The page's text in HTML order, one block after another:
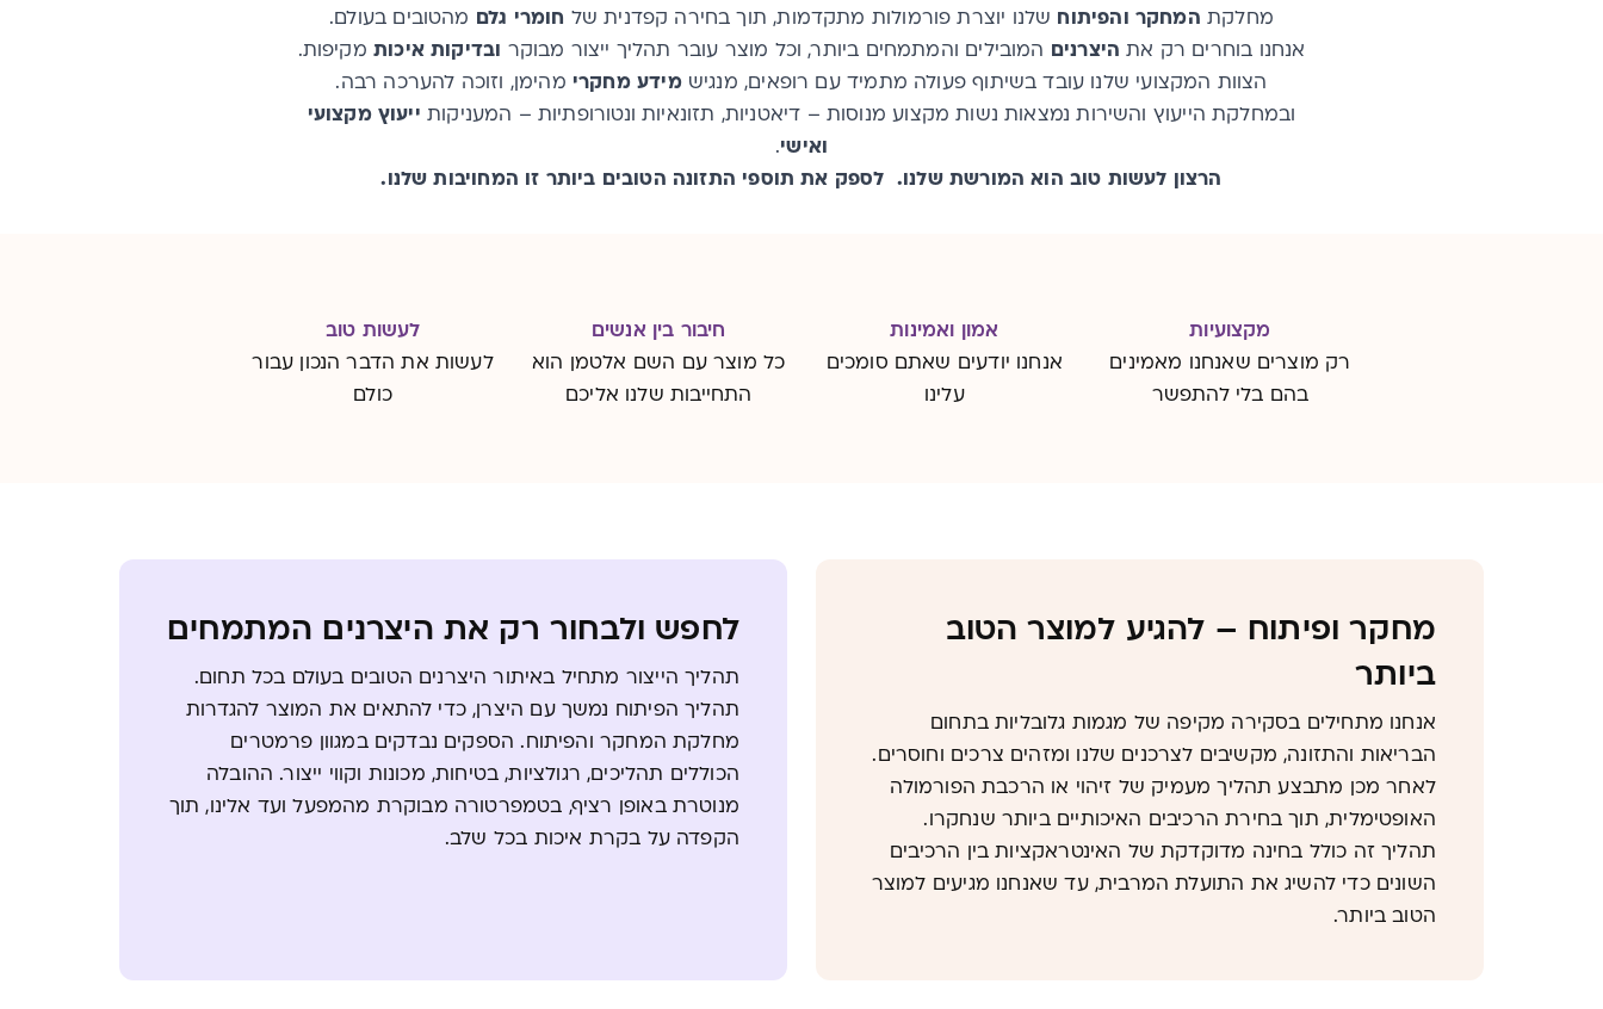
מחלקת המחקר והפיתוח שלנו יוצרת פורמולות מתקדמות, תוך בחירה קפדנית של חומרי גלם מהטובים בעולם.
אנחנו בוחרים רק את היצרנים המובילים והמתמחים ביותר, וכל מוצר עובר תהליך ייצור מבוקר ובדיקות איכות מקיפות.
הצוות המקצועי שלנו עובד בשיתוף פעולה מתמיד עם רופאים, מנגישמידע מחקרי מהימן, וזוכה להערכה רבה.
ובמחלקת הייעוץ והשירות נמצאות נשות מקצוע מנוסות – דיאטניות, תזונאיות ונטורופתיות – המעניקות ייעוץ מקצועי
ואישי.
הרצון לעשות טוב הוא המורשת שלנו. לספק את תוספי התזונה הטובים ביותר זו המחויבות שלנו.
מקצועיות
רק מוצרים שאנחנו מאמינים
בהם בלי להתפשר
אמון ואמינות
אנחנו יודעים שאתם סומכים
עלינו
חיבור בין אנשים
כל מוצר עם השם אלטמן הוא
התחייבות שלנו אליכם
לעשות טוב
לעשות את הדבר הנכון עבור
כולם
מחקר ופיתוח – להגיע למוצר הטוב
ביותר
אנחנו מתחילים בסקירה מקיפה של מגמות גלובליות בתחום
הבריאות והתזונה, מקשיבים לצרכנים שלנו ומזהים צרכים וחוסרים.
לאחר מכן מתבצע תהליך מעמיק של זיהוי או הרכבת הפורמולה
האופטימלית, תוך בחירת הרכיבים האיכותיים ביותר שנחקרו.
תהליך זה כולל בחינה מדוקדקת של האינטראקציות בין הרכיבים
השונים כדי להשיג את התועלת המרבית, עד שאנחנו מגיעים למוצר
הטוב ביותר.
לחפש ולבחור רק את היצרנים המתמחים
תהליך הייצור מתחיל באיתור היצרנים הטובים בעולם בכל תחום.
תהליך הפיתוח נמשך עם היצרן, כדי להתאים את המוצר להגדרות
מחלקת המחקר והפיתוח. הספקים נבדקים במגוון פרמטרים
הכוללים תהליכים, רגולציות, בטיחות, מכונות וקווי ייצור. ההובלה
מנוטרת באופן רציף, בטמפרטורה מבוקרת מהמפעל ועד אלינו, תוך
הקפדה על בקרת איכות בכל שלב.